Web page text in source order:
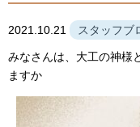
2021.10.21 スタッフブ
みなさんは、大工の神様
ますか